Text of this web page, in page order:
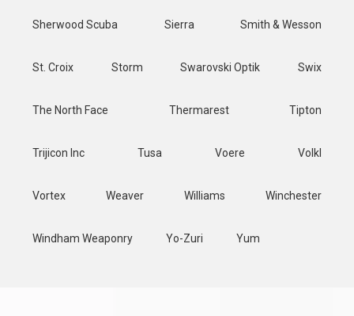
Sherwood Scuba Sierra Smith & Wesson
St. Croix Storm Swarovski Optik Swix
The North Face Thermarest Tipton
Trijicon Inc Tusa Voere Volkl
Vortex Weaver Williams Winchester
Windham Weaponry Yo-Zuri Yum